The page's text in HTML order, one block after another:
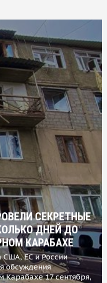
СЕКРЕТНЫЕ
ДНЕЙ ДО
КАРАБАХЕ
ЕС и России
обсуждения
Карабахе 17 сентября,